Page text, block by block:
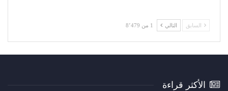
السابق التالي 1 من 8٬479
الأكثر قراءة